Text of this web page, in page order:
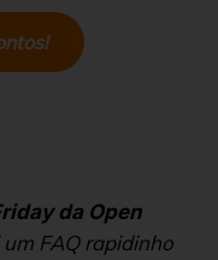
da Open
FAQ rapidinho